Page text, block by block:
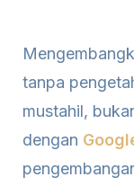
tanpa
mustahil,
dengan